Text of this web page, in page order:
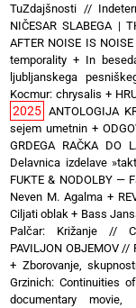
TuZdajšnosti //
NIČESAR SLABEGA |
AFTER NOISE IS NOISE
temporality + In
ljubljanskega
Kocmur: chrysalis +
2025 ANTOLOGIJA
sejem umetnin +
GRDEGA RAČKA DO
Delavnica izdelave
FUKTE & NODOLBY —
Neven M. Agalma+
Ciljati oblak + Bass
Palčar: Križanje //
PAVILJON OBJEMOV
+ Zborovanje,
Grzinich: Continuities
documentary movie,